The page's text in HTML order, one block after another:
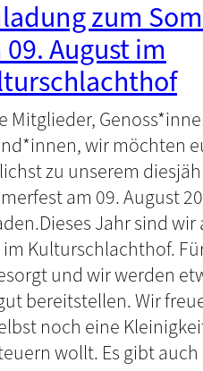
zum
August im
Mitglieder,
wir möchten
zu unserem
am 09. August
Jahr sind wir
im Kulturschlachthof.
und wir werden
bereitstellen. Wir
noch eine
wollt. Es gibt auch